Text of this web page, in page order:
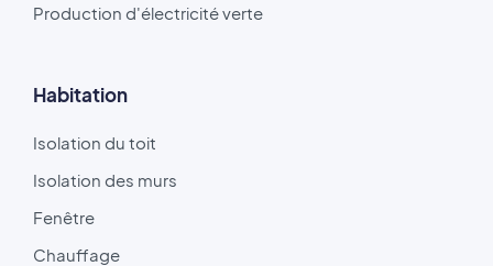
Production d'électricité verte
Habitation
Isolation du toit
Isolation des murs
Fenêtre
Chauffage